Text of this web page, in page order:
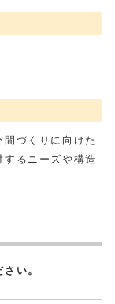
づくりに向けた
るニーズや構造
い。